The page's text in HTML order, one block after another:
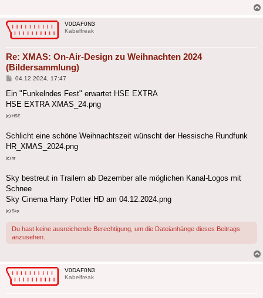
V0DAF0N3
Kabelfreak
Re: XMAS: On-Air-Design zu Weihnachten 2024
(Bildersammlung)
Beitrag
04.12.2024, 17:47
Ein "Funkelndes Fest" erwartet HSE EXTRA
HSE EXTRA XMAS_24.png
(c) HSE
Schlicht eine schöne Weihnachtszeit wünscht der Hessische Rundfunk
HR_XMAS_2024.png
(c) hr
Sky bestreut in Trailern ab Dezember alle möglichen Kanal-Logos mit
Schnee
Sky Cinema Harry Potter HD am 04.12.2024.png
(c) Sky
Du hast keine ausreichende Berechtigung, um die Dateianhänge dieses Beitrags
anzusehen.
V0DAF0N3
Kabelfreak